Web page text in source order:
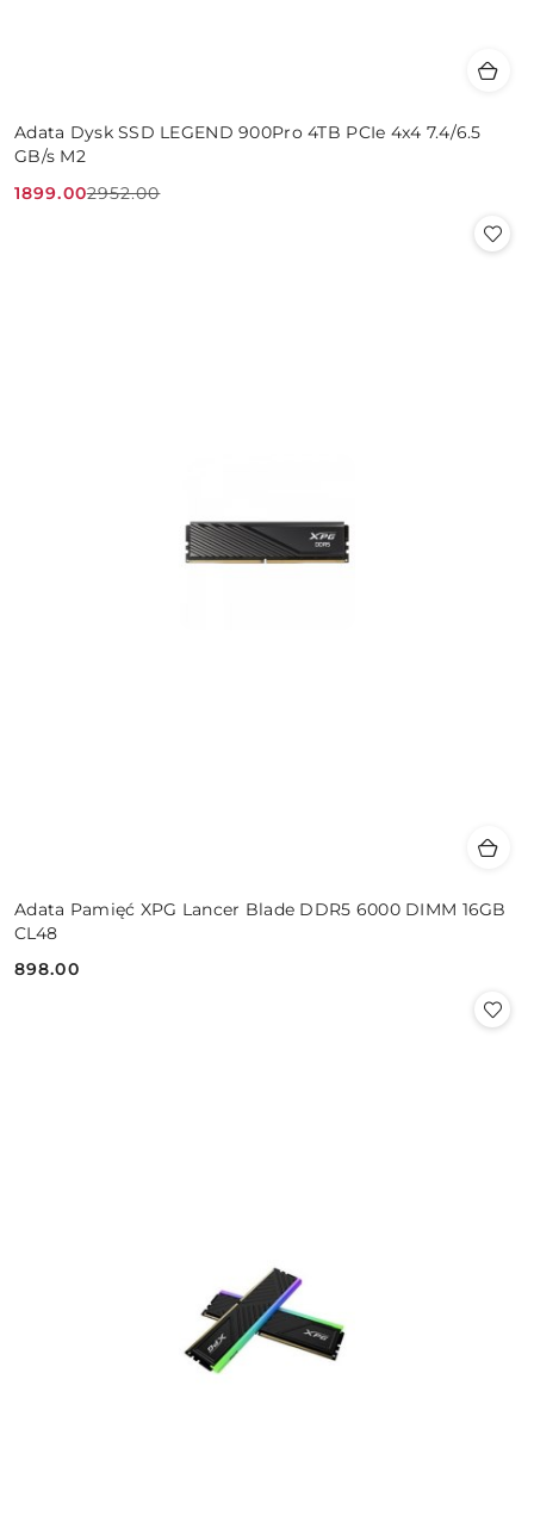
Adata Dysk SSD LEGEND 900Pro 4TB PCIe 4x4 7.4/6.5
GB/s M2
Cena
1899.00
Cena
2952.00
Adata Pamięć XPG Lancer Blade DDR5 6000 DIMM 16GB
CL48
Cena:
898.00